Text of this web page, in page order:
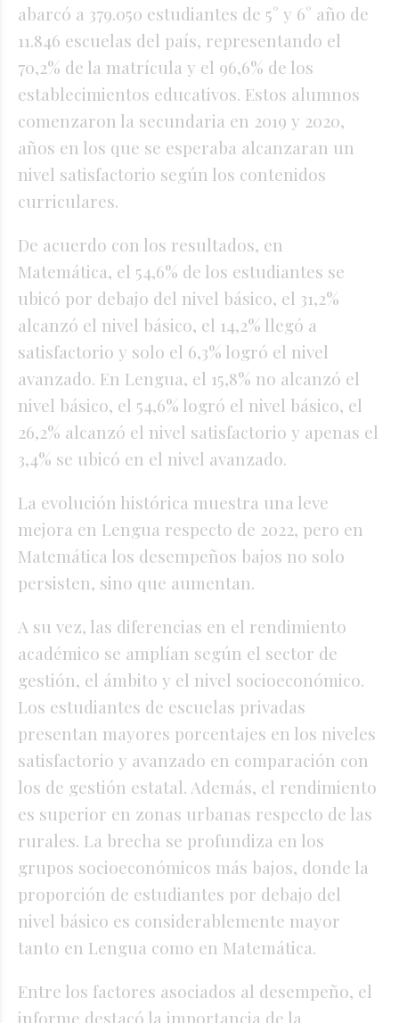
abarcó a 379.050 estudiantes de 5° y 6° año de
11.846 escuelas del país, representando el
70,2% de la matrícula y el 96,6% de los
establecimientos educativos. Estos alumnos
comenzaron la secundaria en 2019 y 2020,
años en los que se esperaba alcanzaran un
nivel satisfactorio según los contenidos
curriculares.
De acuerdo con los resultados, en
Matemática, el 54,6% de los estudiantes se
ubicó por debajo del nivel básico, el 31,2%
alcanzó el nivel básico, el 14,2% llegó a
satisfactorio y solo el 6,3% logró el nivel
avanzado. En Lengua, el 15,8% no alcanzó el
nivel básico, el 54,6% logró el nivel básico, el
26,2% alcanzó el nivel satisfactorio y apenas el
3,4% se ubicó en el nivel avanzado.
La evolución histórica muestra una leve
mejora en Lengua respecto de 2022, pero en
Matemática los desempeños bajos no solo
persisten, sino que aumentan.
A su vez, las diferencias en el rendimiento
académico se amplían según el sector de
gestión, el ámbito y el nivel socioeconómico.
Los estudiantes de escuelas privadas
presentan mayores porcentajes en los niveles
satisfactorio y avanzado en comparación con
los de gestión estatal. Además, el rendimiento
es superior en zonas urbanas respecto de las
rurales. La brecha se profundiza en los
grupos socioeconómicos más bajos, donde la
proporción de estudiantes por debajo del
nivel básico es considerablemente mayor
tanto en Lengua como en Matemática.
Entre los factores asociados al desempeño, el
informe destacó la importancia de la